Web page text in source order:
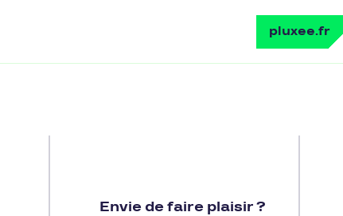
pluxee.fr
Envie de faire plaisir ?